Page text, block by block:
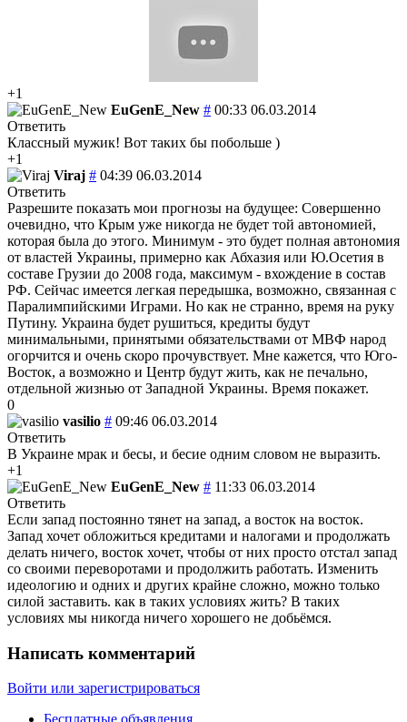
+1
EuGenE_New # 00:33 06.03.2014
Ответить
Классный мужик! Вот таких бы побольше )
+1
Viraj # 04:39 06.03.2014
Ответить
Разрешите показать мои прогнозы на будущее: Совершенно
очевидно, что Крым уже никогда не будет той автономией,
которая была до этого. Минимум - это будет полная автономия
от властей Украины, примерно как Абхазия или Ю.Осетия в
составе Грузии до 2008 года, максимум - вхождение в состав
РФ. Сейчас имеется легкая передышка, возможно, связанная с
Паралимпийскими Играми. Но как не странно, время на руку
Путину. Украина будет рушиться, кредиты будут
минимальными, принятыми обязательствами от МВФ народ
огорчится и очень скоро прочувствует. Мне кажется, что Юго-
Восток, а возможно и Центр будут жить, как не печально,
отдельной жизнью от Западной Украины. Время покажет.
0
vasilio # 09:46 06.03.2014
Ответить
В Украине мрак и бесы, и бесие одним словом не выразить.
+1
EuGenE_New # 11:33 06.03.2014
Ответить
Если запад постоянно тянет на запад, а восток на восток.
Запад хочет обложиться кредитами и налогами и продолжать
делать ничего, восток хочет, чтобы от них просто отстал запад
со своими переворотами и продолжить работать. Изменить
идеологию и одних и других крайне сложно, можно только
силой заставить. как в таких условиях жить? В таких
условиях мы никогда ничего хорошего не добьёмся.
Написать комментарий
Войти или зарегистрироваться